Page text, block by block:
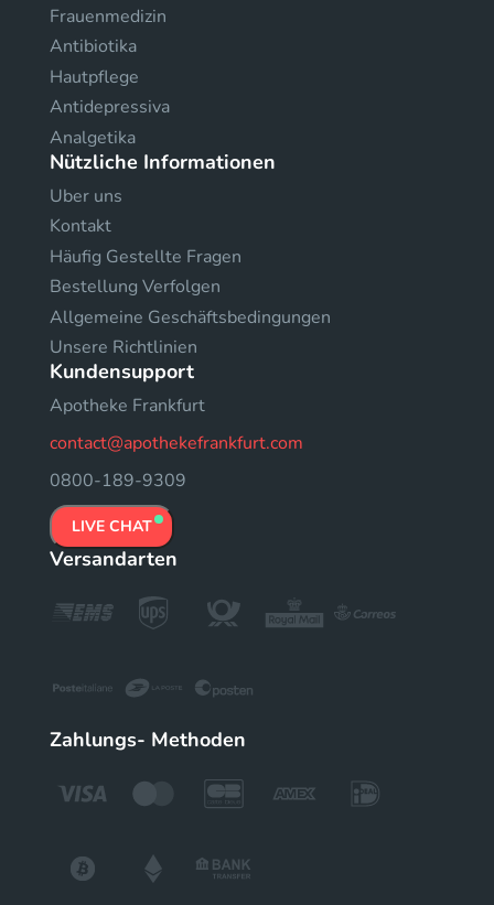
Frauenmedizin
Antibiotika
Hautpflege
Antidepressiva
Analgetika
Nützliche Informationen
Uber uns
Kontakt
Häufig Gestellte Fragen
Bestellung Verfolgen
Allgemeine Geschäftsbedingungen
Unsere Richtlinien
Kundensupport
Apotheke Frankfurt
contact@apothekefrankfurt.com
0800-189-9309
LIVE CHAT
Versandarten
Zahlungs- Methoden